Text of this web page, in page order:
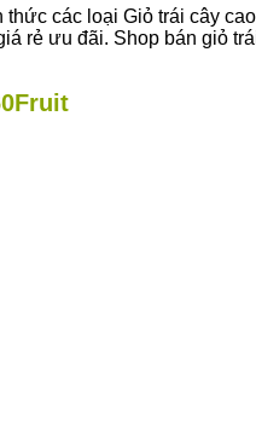
thức các loại Giỏ trái cây
rẻ ưu đãi. Shop bán giỏ